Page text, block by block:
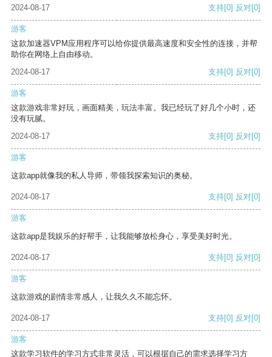
2024-08-17 支持[0] 反对[0]
游客
这款加速器VPM应用程序可以给你提供最高速度和安全性的连接，并帮
助你在网络上自由移动。
2024-08-17
支持[0] 反对[0]
游客
这款游戏非常好玩，画面精美，玩法丰富。我已经玩了好几个小时，还
没有玩腻。
2024-08-17
支持[0] 反对[0]
游客
这款app就像我的私人导师，带领我探索知识的奥秘。
2024-08-17 支持[0] 反对[0]
游客
这款app是我娱乐的好帮手，让我能够放松身心，享受美好时光。
2024-08-17 支持[0] 反对[0]
游客
这款游戏的剧情非常感人，让我久久不能忘怀。
2024-08-17 支持[0] 反对[0]
游客
这款学习软件的学习方式非常灵活，可以根据自己的需求选择学习方